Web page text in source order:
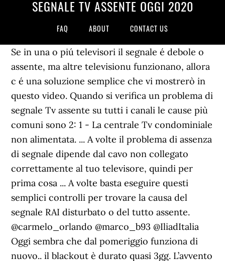
SEGNALE TV ASSENTE OGGI 2020
FAQ ABOUT CONTACT US
Se in una o piú televisori il segnale é debole o
assente, ma altre televisionu funzionano, allora
c é una soluzione semplice che vi mostrerò in
questo video. Quando si verifica un problema di
segnale Tv assente su tutti i canali le cause più
comuni sono 2: 1 - La centrale Tv condominiale
non alimentata. ... A volte il problema di assenza
di segnale dipende dal cavo non collegato
correttamente al tuo televisore, quindi per
prima cosa ... A volte basta eseguire questi
semplici controlli per trovare la causa del
segnale RAI disturbato o del tutto assente.
@carmelo_orlando @marco_b93 @IliadItalia
Oggi sembra che dal pomeriggio funziona di
nuovo.. il blackout è durato quasi 3gg. L’avvento